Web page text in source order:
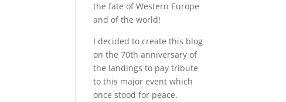
the fate of Western Europe
and of the world!
I decided to create this blog
on the 70th anniversary of
the landings to pay tribute
to this major event which
once stood for peace.